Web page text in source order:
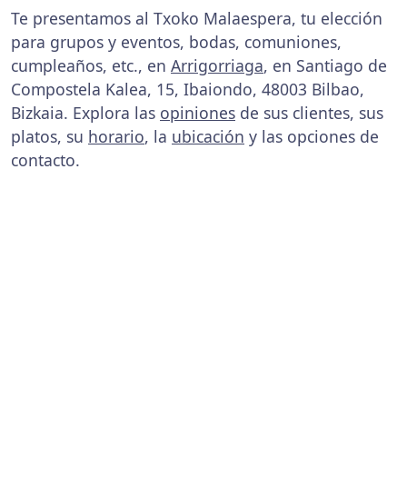
Te presentamos al Txoko Malaespera, tu elección
para grupos y eventos, bodas, comuniones,
cumpleaños, etc., en Arrigorriaga, en Santiago de
Compostela Kalea, 15, Ibaiondo, 48003 Bilbao,
Bizkaia. Explora las opiniones de sus clientes, sus
platos, su horario, la ubicación y las opciones de
contacto.